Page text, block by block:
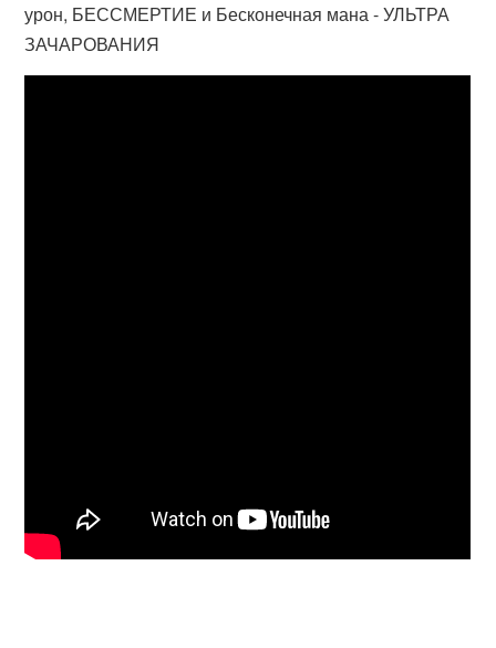
урон, БЕССМЕРТИЕ и Бесконечная мана - УЛЬТРА
ЗАЧАРОВАНИЯ